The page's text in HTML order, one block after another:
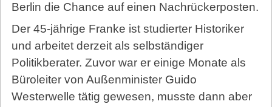
Berlin die Chance auf einen Nachrückerposten.
Der 45-jährige Franke ist studierter Historiker
und arbeitet derzeit als selbständiger
Politikberater. Zuvor war er einige Monate als
Büroleiter von Außenminister Guido
Westerwelle tätig gewesen, musste dann aber